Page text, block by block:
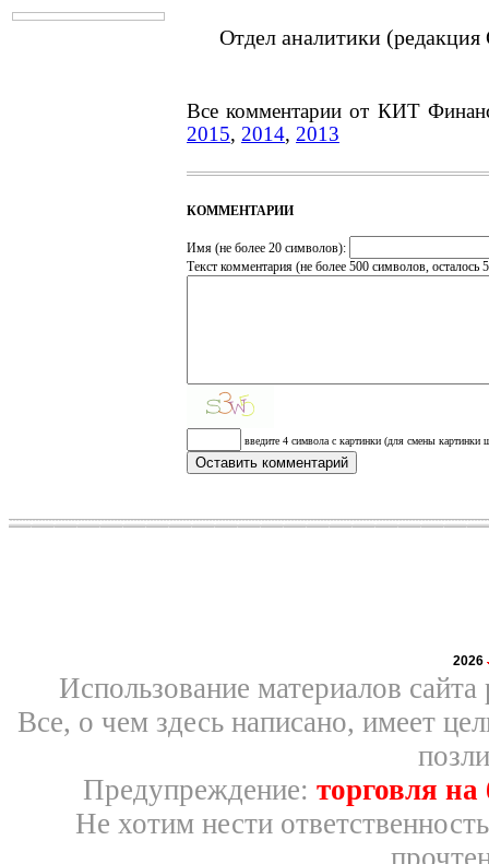
Отдел аналитики (редакция
Все комментарии от КИТ
2015, 2014, 2013
КОММЕНТАРИИ
Имя (не более 20 символов):
Текст комментария (не более 500 символов, осталось
введите 4 символа с картинки (для смены картинки
2026
Использование материалов
Все, о чем здесь написано, имеет
Предупреждение: торговля
Не хотим нести